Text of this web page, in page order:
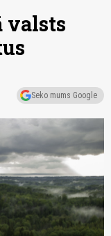
valsts
Seko mums Google